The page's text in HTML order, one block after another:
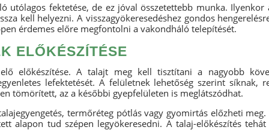
utólagos fektetése, de ez jóval összetettebb munka.
kell helyezni. A visszagyökeresedéshez gondos
érdemes előre megfontolni a vakondháló telepítését.
ELŐKÉSZÍTÉSE
előkészítése. A talajt meg kell tisztítani a nagyobb
lefektetését. A felületnek lehetőség szerint síknak,
tömörített, az a későbbi gyepfelületen is meglátszódhat.
termőréteg pótlás vagy gyomirtás előzheti
alapon tud szépen legyökeresedni. A talaj-előkészítés